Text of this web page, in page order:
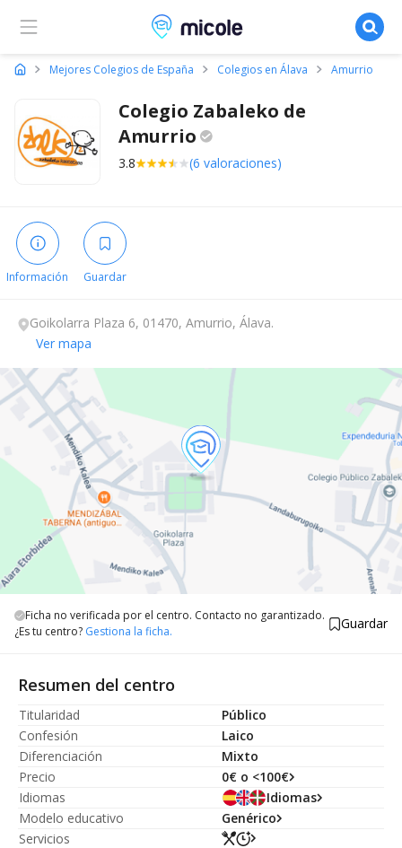
Micole, buscador de colegios
Mejores Colegios de España Colegios en Álava Amurrio
Colegio Zabaleko de
Amurrio
3.8 (6 valoraciones)
Información Guardar
Goikolarra Plaza 6, 01470, Amurrio, Álava.
Ver mapa
Ficha no verificada por el centro. Contacto no garantizado.
¿Es tu centro? Gestiona la ficha. Guardar
Resumen del centro
Titularidad
Público
Confesión
Laico
Diferenciación
Mixto
Precio
0€ o <100€
Idiomas
Idiomas
Modelo educativo
Genérico
Servicios